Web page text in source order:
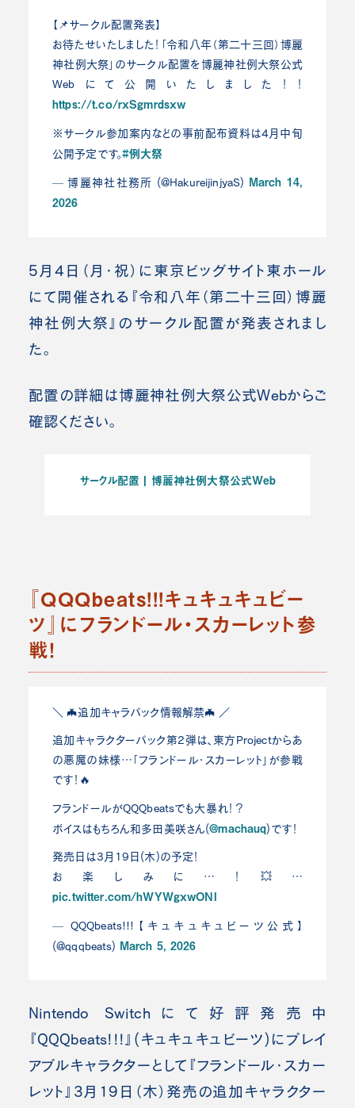
【📌サークル配置発表】
お待たせいたしました！「令和八年（第二十三回）博麗
神社例大祭」のサークル配置を博麗神社例大祭公式
Webにて公開いたしました！！
https://t.co/rxSgmrdsxw
※サークル参加案内などの事前配布資料は4月中旬
公開予定です。 #例大祭
— 博麗神社社務所 (@HakureijinjyaS) March 14,
2026
5月4日（月・祝）に東京ビッグサイト東ホール
にて開催される『令和八年（第二十三回）博麗
神社例大祭』のサークル配置が発表されまし
た。
配置の詳細は博麗神社例大祭公式Webからご
確認ください。
サークル配置 | 博麗神社例大祭公式Web
『QQQbeats!!!キュキュキュビー
ツ』にフランドール・スカーレット参
戦！
＼ 🦇追加キャラパック情報解禁🦇 ／
追加キャラクターパック第2弾は、東方Projectからあ
の悪魔の妹様…「フランドール・スカーレット」が参戦
です！🔥
フランドールがQQQbeatsでも大暴れ！？
ボイスはもちろん和多田美咲さん(@machauq)です！
発売日は3月19日(木)の予定！
お楽しみに…！💥…
pic.twitter.com/hWYWgxwONI
— QQQbeats!!!【キュキュキュビーツ公式】
(@qqqbeats) March 5, 2026
Nintendo Switchにて好評発売中
『QQQbeats!!!』(キュキュキュビーツ)にプレイ
アブルキャラクターとして『フランドール・スカー
レット』3月19日（木）発売の追加キャラクター